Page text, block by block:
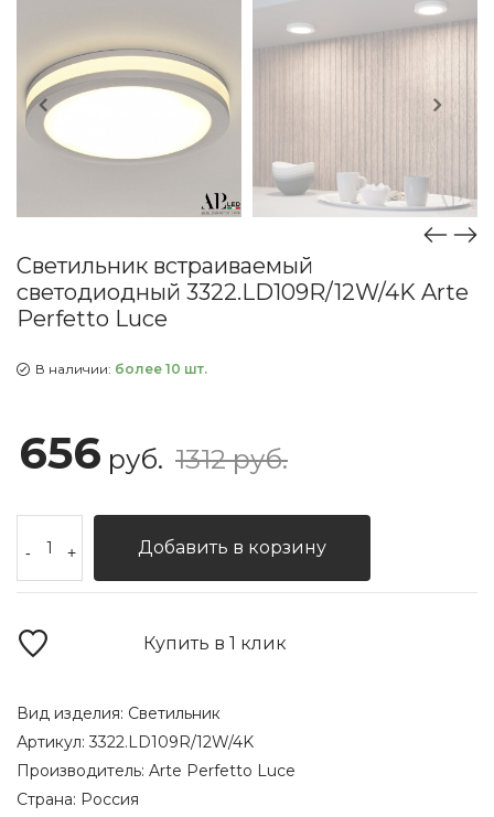
Светильник встраиваемый
светодиодный 3322.LD109R/12W/4K Arte
Perfetto Luce
В наличии: более 10 шт.
656 руб. 1312 руб.
- + Добавить в корзину
Купить в 1 клик
Вид изделия: Светильник
Артикул:3322.LD109R/12W/4K
Производитель: Arte Perfetto Luce
Страна: Россия